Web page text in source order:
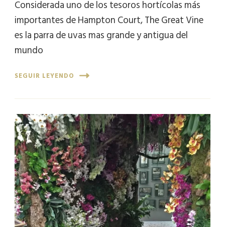
Considerada uno de los tesoros hortícolas más
importantes de Hampton Court, The Great Vine
es la parra de uvas mas grande y antigua del
mundo
SEGUIR LEYENDO